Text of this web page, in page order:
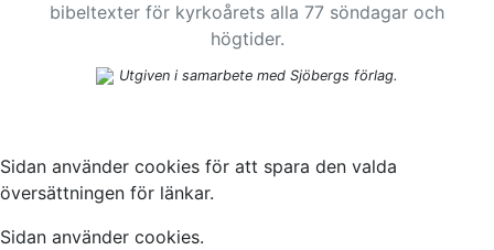
bibeltexter för kyrkoårets alla 77 söndagar och
högtider.
Utgiven i samarbete med Sjöbergs förlag.
Sidan använder cookies för att spara den valda
översättningen för länkar.
Sidan använder cookies.